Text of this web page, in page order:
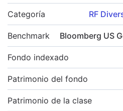
Categoría RF
Benchmark Bloomberg US
Fondo indexado
Patrimonio del fondo
Patrimonio de la clase